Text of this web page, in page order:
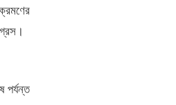
পর্যন্ত